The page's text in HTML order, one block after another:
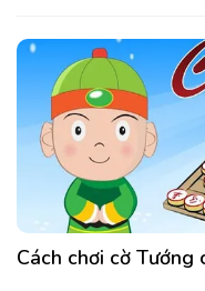
Cách chơi cờ Tướng